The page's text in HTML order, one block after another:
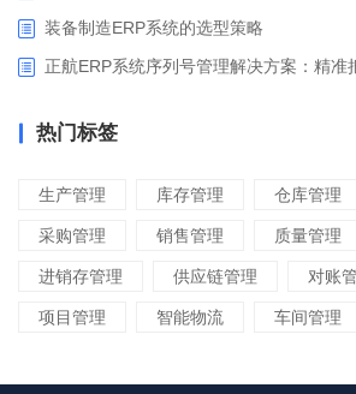
装备制造ERP系统的选型策略
正航ERP系统序列号管理解决方案：精准
热门标签
生产管理 库存管理 仓库管理
采购管理 销售管理 质量管理
进销存管理 供应链管理 对账
项目管理 智能物流 车间管理